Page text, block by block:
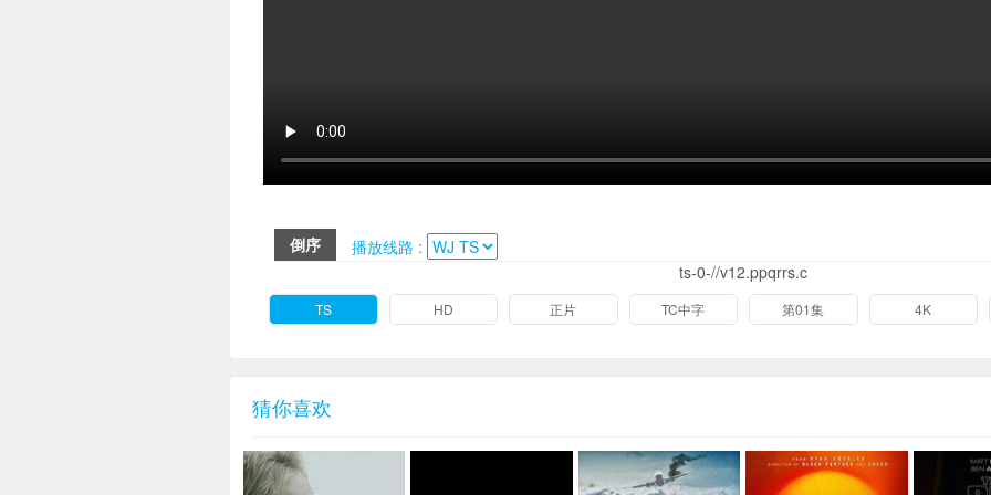
倒序
播放线路 :
ts-0-//v12.ppqrrs.c
TS HD 正片 TC中字 第01集 4K
猜你喜欢